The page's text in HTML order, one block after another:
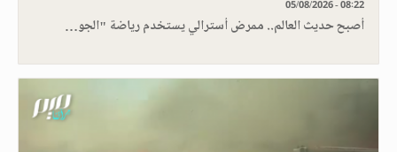
05/08/2026 - 08:22
أصبح حديث العالم.. ممرض أسترالي يستخدم رياضة "الجو…